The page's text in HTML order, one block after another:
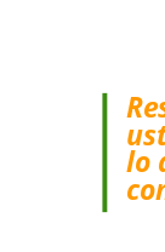
lo